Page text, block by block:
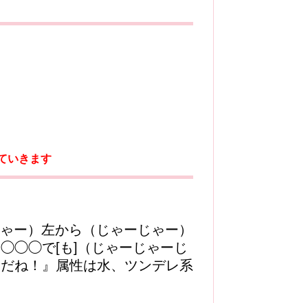
いきます
ー）左から（じゃーじゃー）
◯◯◯で[も]（じゃーじゃーじ
ね！』属性は水、ツンデレ系